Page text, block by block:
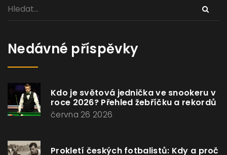
Nedávné příspěvky
Kdo je světová jednička ve snookeru v
roce 2026? Přehled žebříčku a rekordů
června 26 2026
Prokletí českých fotbalistů: Kdy a proč